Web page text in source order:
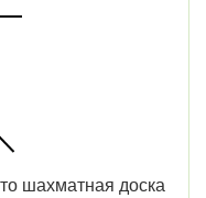
шахматная доска